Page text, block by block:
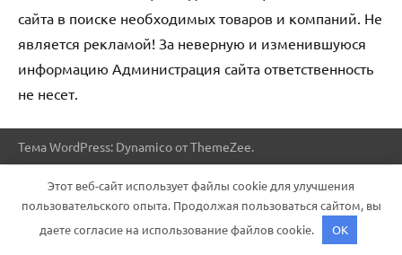
сайта в поиске необходимых товаров и компаний. Не
является рекламой! За неверную и изменившуюся
информацию Администрация сайта ответственность
не несет.
Тема WordPress: Dynamico от ThemeZee.
Этот веб-сайт использует файлы cookie для улучшения
пользовательского опыта. Продолжая пользоваться сайтом, вы
даете согласие на использование файлов cookie.
OK